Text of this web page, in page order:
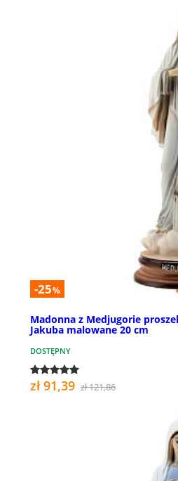
-25%
Madonna z Medjugorie
Jakuba malowane 20 cm
DOSTĘPNY
zł 91,39 zł 121,86